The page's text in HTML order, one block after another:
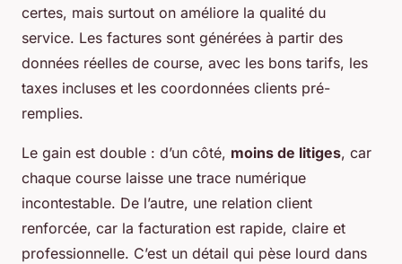
certes, mais surtout on améliore la qualité du
service. Les factures sont générées à partir des
données réelles de course, avec les bons tarifs, les
taxes incluses et les coordonnées clients pré-
remplies.
Le gain est double : d’un côté, moins de litiges, car
chaque course laisse une trace numérique
incontestable. De l’autre, une relation client
renforcée, car la facturation est rapide, claire et
professionnelle. C’est un détail qui pèse lourd dans